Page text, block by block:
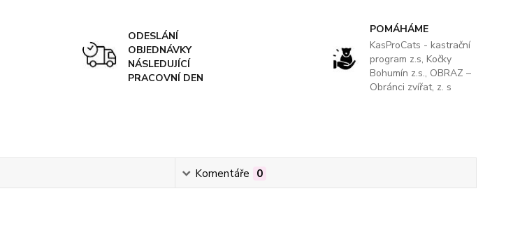
ODESLÁNÍ
OBJEDNÁVKY
NÁSLEDUJÍCÍ
PRACOVNÍ DEN
POMÁHÁME
KasProCats - kastrační
program z.s, Kočky
Bohumín z.s., OBRAZ –
Obránci zvířat, z. s
Komentáře 0